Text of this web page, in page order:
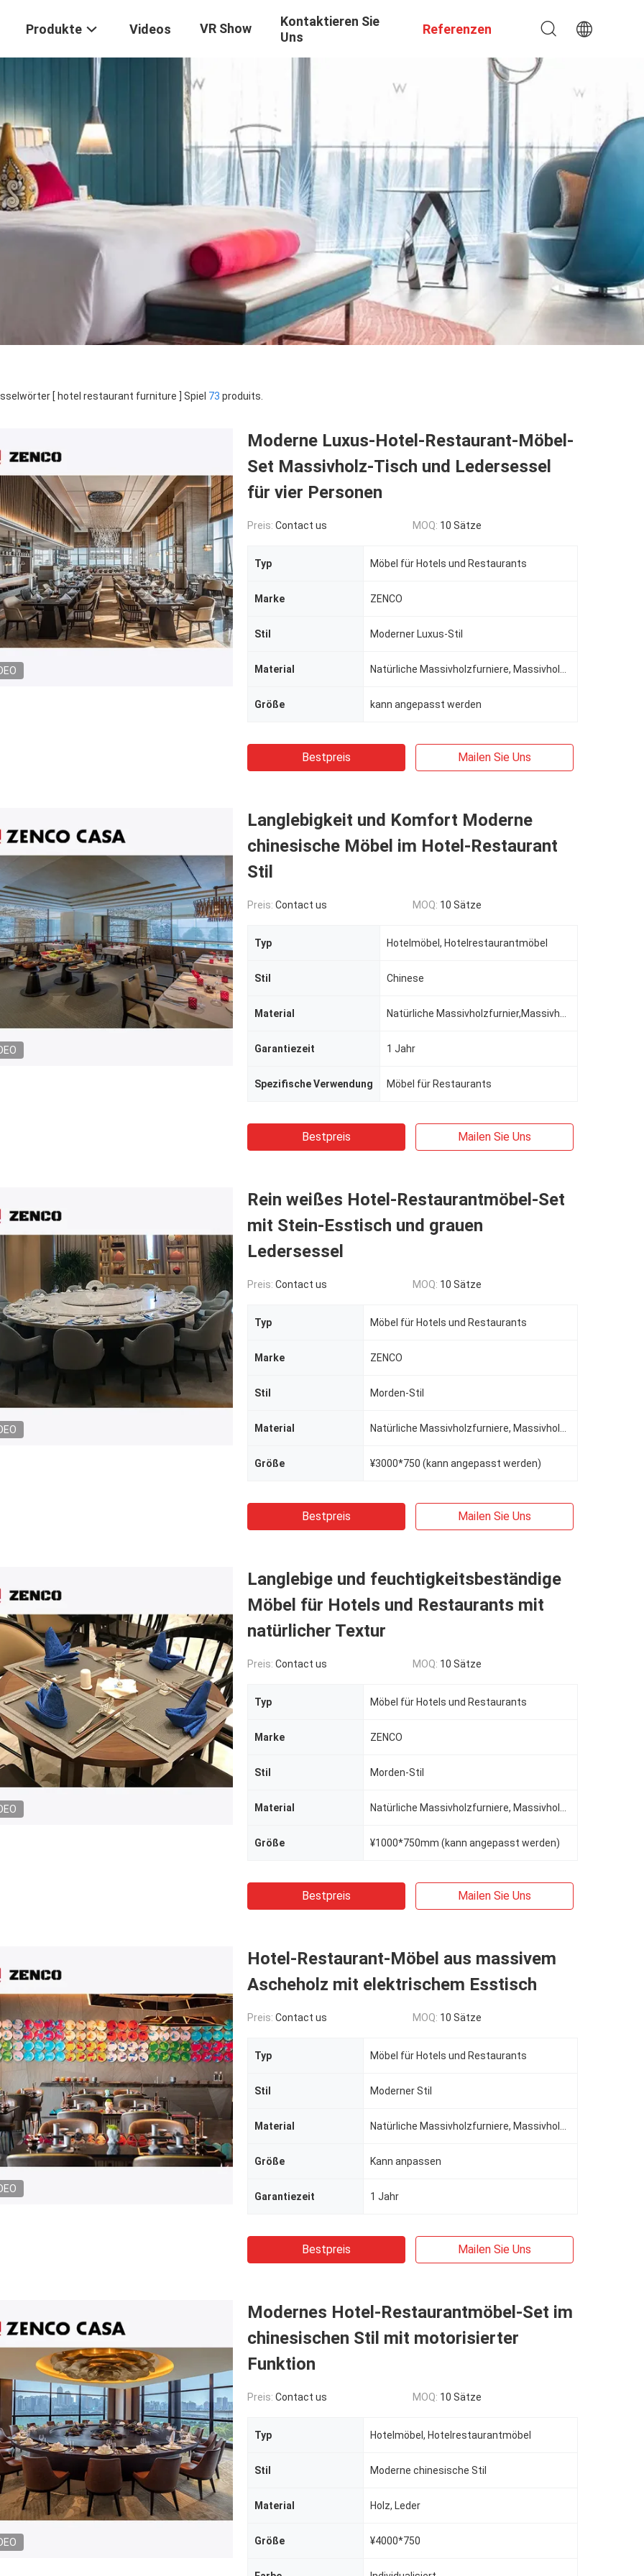
Produkte Videos VR Show
Kontaktieren Sie
Uns
Referenzen
[ hotel restaurant furniture ] Spiel 73 produits.
Moderne Luxus-Hotel-Restaurant-Möbel-
Set Massivholz-Tisch und Ledersessel
für vier Personen
Preis: Contact us MOQ: 10 Sätze
Typ Möbel für Hotels und Restaurants
Marke ZENCO
Stil Moderner Luxus-Stil
Material
Größe kann angepasst werden
Bestpreis Mailen Sie Uns
Langlebigkeit und Komfort Moderne
chinesische Möbel im Hotel-Restaurant
Stil
Preis: Contact us MOQ: 10 Sätze
Typ Hotelmöbel, Hotelrestaurantmöbel
Stil Chinese
Material
Garantiezeit 1 Jahr
Spezifische Verwendung Möbel für Restaurants
Bestpreis Mailen Sie Uns
Rein weißes Hotel-Restaurantmöbel-Set
mit Stein-Esstisch und grauen
Ledersessel
Preis: Contact us MOQ: 10 Sätze
Typ Möbel für Hotels und Restaurants
Marke ZENCO
Stil Morden-Stil
Material
Größe ¥3000*750 (kann angepasst werden)
Bestpreis Mailen Sie Uns
Langlebige und feuchtigkeitsbeständige
Möbel für Hotels und Restaurants mit
natürlicher Textur
Preis: Contact us MOQ: 10 Sätze
Typ Möbel für Hotels und Restaurants
Marke ZENCO
Stil Morden-Stil
Material
Größe ¥1000*750mm (kann angepasst werden)
Bestpreis Mailen Sie Uns
Hotel-Restaurant-Möbel aus massivem
Ascheholz mit elektrischem Esstisch
Preis: Contact us MOQ: 10 Sätze
Typ Möbel für Hotels und Restaurants
Stil Moderner Stil
Material
Größe Kann anpassen
Garantiezeit 1 Jahr
Bestpreis Mailen Sie Uns
Modernes Hotel-Restaurantmöbel-Set im
chinesischen Stil mit motorisierter
Funktion
Preis: Contact us MOQ: 10 Sätze
Typ Hotelmöbel, Hotelrestaurantmöbel
Stil Moderne chinesische Stil
Material Holz, Leder
Größe ¥4000*750